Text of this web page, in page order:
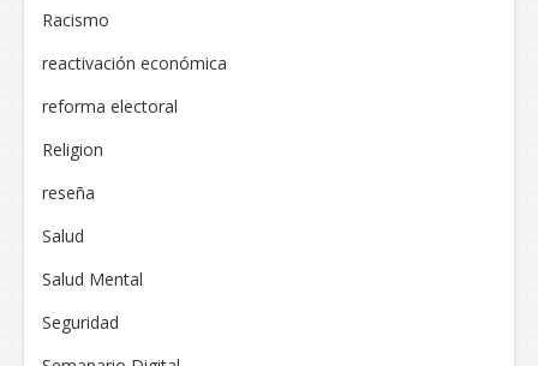
Racismo
reactivación económica
reforma electoral
Religion
reseña
Salud
Salud Mental
Seguridad